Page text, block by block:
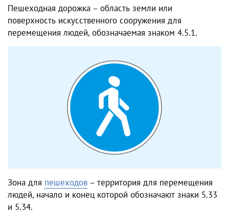
Пешеходная дорожка – область земли или
поверхность искусственного сооружения для
перемещения людей, обозначаемая знаком 4.5.1.
Зона для пешеходов – территория для перемещения
людей, начало и конец которой обозначают знаки 5.33
и 5.34.